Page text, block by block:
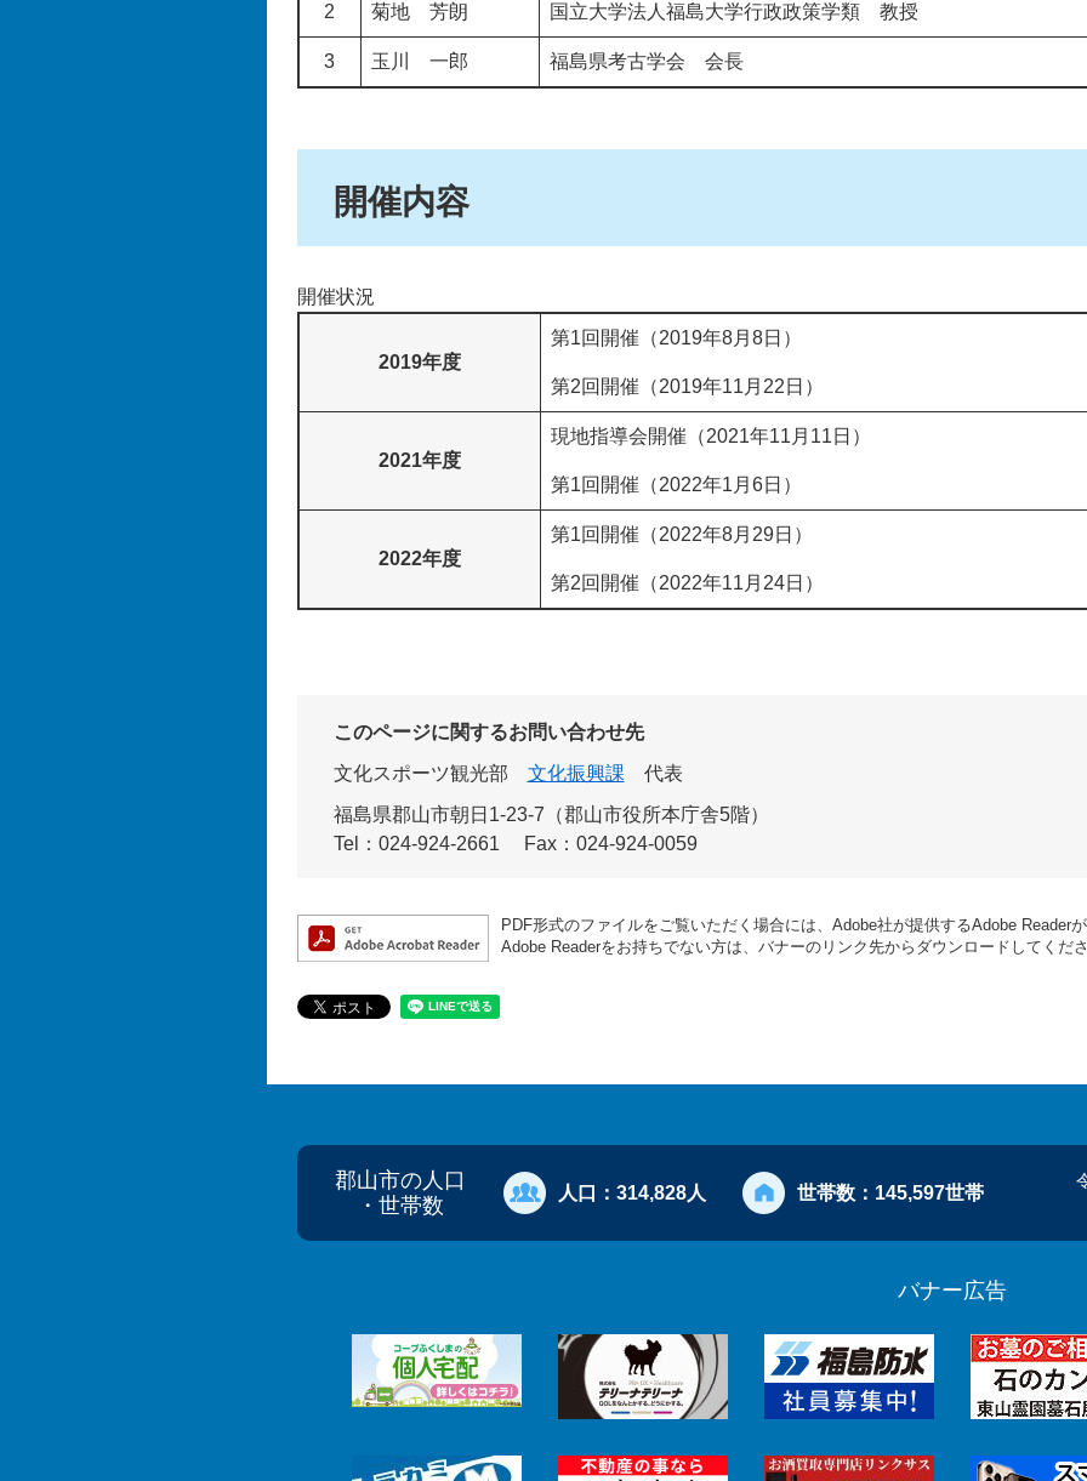
2 菊地 芳朗 国立大学法人福島大学行政政策学類 教授
3 玉川 一郎 福島県考古学会 会長
開催内容
開催状況
2019年度
第1回開催（2019年8月8日）
第2回開催（2019年11月22日）
2021年度
現地指導会開催（2021年11月11日）
第1回開催（2022年1月6日）
2022年度
第1回開催（2022年8月29日）
第2回開催（2022年11月24日）
このページに関するお問い合わせ先
文化スポーツ観光部
文化振興課
代表
福島県郡山市朝日1-23-7（郡山市役所本庁舎5階）
Tel：024-924-2661
Fax：024-924-0059
PDF形式のファイルをご覧いただく場合には、Adobe社が提供するAdobe Readerが
Adobe Readerをお持ちでない方は、バナーのリンク先からダウンロードしてくださ
郡山市の人口
・世帯数
人口： 314,828人 世帯数： 145,597世帯
バナー広告